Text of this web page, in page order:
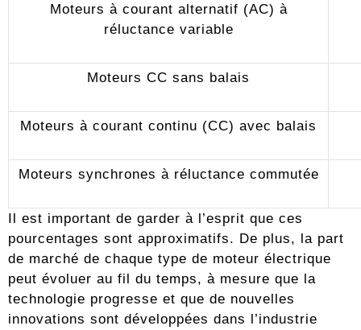
Moteurs à courant alternatif (AC) à
réluctance variable
Moteurs CC sans balais
Moteurs à courant continu (CC) avec balais
Moteurs synchrones à réluctance commutée
Il est important de garder à l’esprit que ces
pourcentages sont approximatifs. De plus, la part
de marché de chaque type de moteur électrique
peut évoluer au fil du temps, à mesure que la
technologie progresse et que de nouvelles
innovations sont développées dans l’industrie